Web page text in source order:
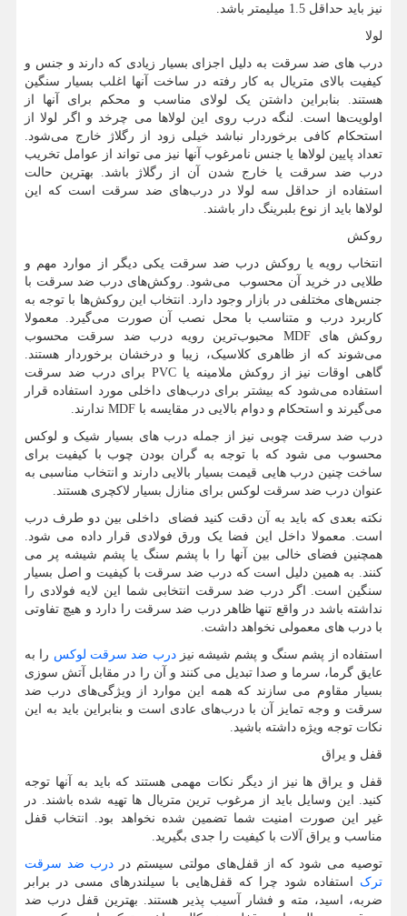
نیز باید حداقل 1.5 میلیمتر باشد.
لولا
درب های ضد سرقت به دلیل اجزای بسیار زیادی که دارند و جنس و
کیفیت بالای متریال به کار رفته در ساخت آنها اغلب بسیار سنگین
هستند. بنابراین داشتن یک لولای مناسب و محکم برای آنها از
اولویت‌ها است. لنگه درب روی این لولاها می چرخد و اگر لولا از
استحکام کافی برخوردار نباشد خیلی زود از رگلاژ خارج می‌شود.
تعداد پایین لولاها یا جنس نامرغوب آنها نیز می تواند از عوامل تخریب
درب ضد سرقت یا خارج شدن آن از رگلاژ باشد. بهترین حالت
استفاده از حداقل سه لولا در درب‌های ضد سرقت است که این
لولاها باید از نوع بلبرینگ دار باشند.
روکش
انتخاب رویه یا روکش درب ضد سرقت یکی دیگر از موارد مهم و
طلایی در خرید آن محسوب می‌شود. روکش‌های درب ضد سرقت با
جنس‌های مختلفی در بازار وجود دارد. انتخاب این روکش‌ها با توجه به
کاربرد درب و متناسب با محل نصب آن صورت می‌گیرد. معمولا
روکش هایMDF محبوب‌ترین رویه درب ضد سرقت محسوب
می‌شوند که از ظاهری کلاسیک، زیبا و درخشان برخوردار هستند.
گاهی اوقات نیز از روکش ملامینه یا PVCبرای درب ضد سرقت
استفاده می‌شود که بیشتر برای درب‌های داخلی مورد استفاده قرار
می‌گیرند و استحکام و دوام بالایی در مقایسه با MDF ندارند.
درب ضد سرقت چوبی نیز از جمله درب های بسیار شیک و لوکس
محسوب می شود که با توجه به گران بودن چوب با کیفیت برای
ساخت چنین درب هایی قیمت بسیار بالایی دارند و انتخاب مناسبی به
عنوان درب ضد سرقت لوکس برای منازل بسیار لاکچری هستند.
نکته بعدی که باید به آن دقت کنید فضای داخلی بین دو طرف درب
است. معمولا داخل این فضا یک ورق فولادی قرار داده می شود.
همچنین فضای خالی بین آنها را با پشم سنگ یا پشم شیشه پر می
کنند. به همین دلیل است که درب ضد سرقت با کیفیت و اصل بسیار
سنگین است. اگر درب ضد سرقت انتخابی شما این لایه فولادی را
نداشته باشد در واقع تنها ظاهر درب ضد سرقت را دارد و هیچ تفاوتی
با درب های معمولی نخواهد داشت.
استفاده از پشم سنگ و پشم شیشه نیزدرب ضد سرقت لوکس را به
عایق گرما، سرما و صدا تبدیل می کنند و آن را در مقابل آتش سوزی
بسیار مقاوم می سازند که همه این موارد از ویژگی‌های درب ضد
سرقت و وجه تمایز آن با درب‌های عادی است و بنابراین باید به این
نکات توجه ویژه داشته باشید.
قفل و یراق
قفل و یراق ها نیز از دیگر نکات مهمی هستند که باید به آنها توجه
کنید. این وسایل باید از مرغوب ترین متریال ها تهیه شده باشند. در
غیر این صورت امنیت شما تضمین شده نخواهد بود. انتخاب قفل
مناسب و یراق آلات با کیفیت را جدی بگیرید.
توصیه می شود که از قفل‌های مولتی سیستم در درب ضد سرقت
ترک استفاده شود چرا که قفل‌هایی با سیلندرهای مسی در برابر
ضربه، اسید، مته و فشار آسیب پذیر هستند. بهترین قفل درب ضد